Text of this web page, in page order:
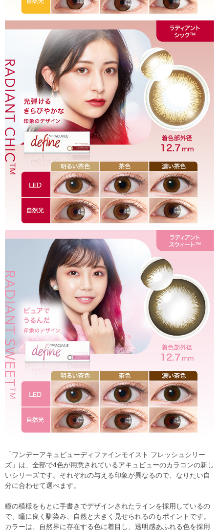
「ワンデーアキュビューディファインモイスト フレッシュシリー
ズ」は、全部で4色が用意されているアキュビューのカラコンの新し
いシリーズです。それぞれの与える印象が異なるので、なりたい自
分に合わせて選べます。
瞳の模様をもとに手書きでデザインされたラインを採用しているの
で、瞳に良く馴染み、自然と大きく見せられるのもポイントです。
カラーは、自然界に存在する色に着目し、透明感あふれる色を採用